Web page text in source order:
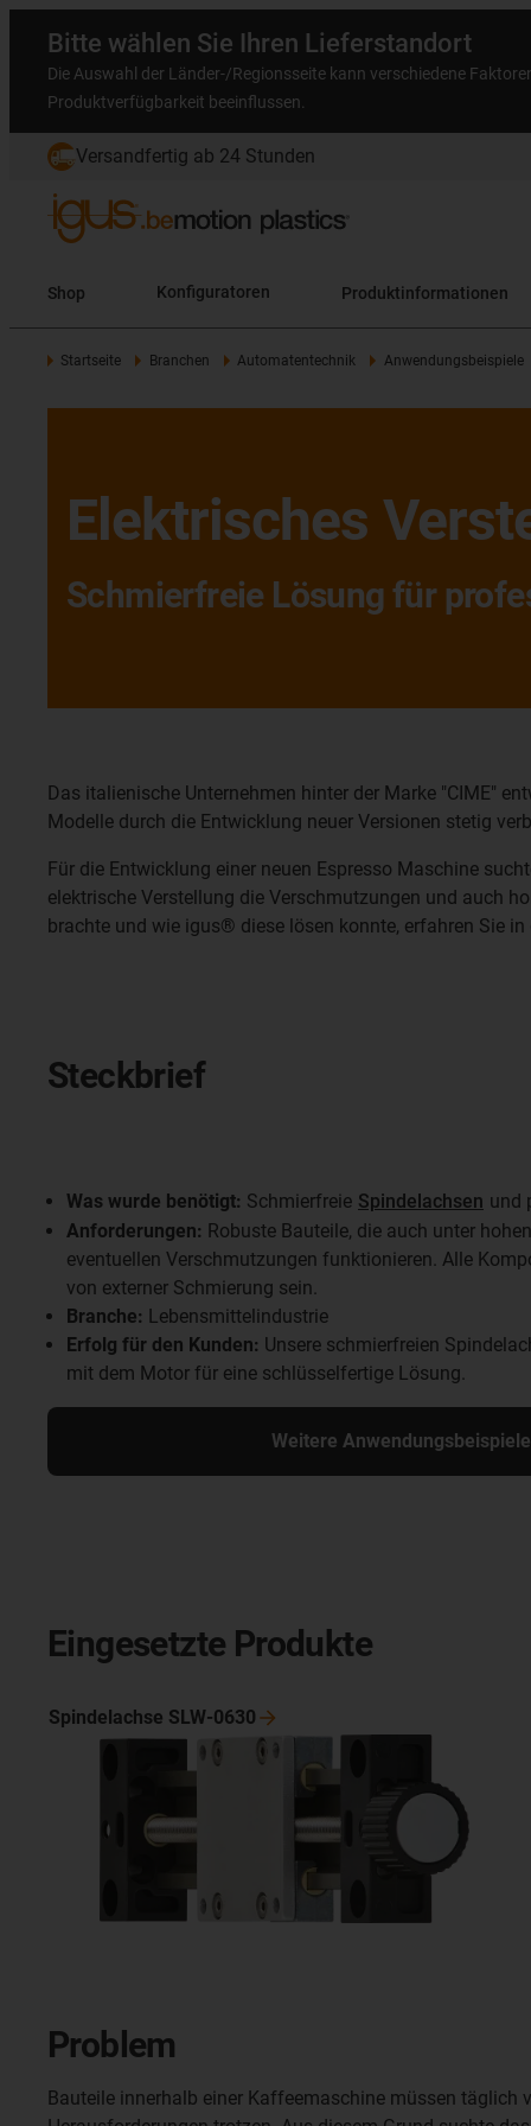
Bitte wählen Sie Ihren Lieferstandort
Die Auswahl der Länder-/Regionsseite kann verschiedene
Produktverfügbarkeit beeinflussen.
Versandfertig ab 24 Stunden
Shop Konfiguratoren Produktinformationen
Startseite Branchen Automatentechnik Anwendungsbeispiele
Elektrisches
Schmierfreie Lösung für
Das italienische Unternehmen hinter der Marke "CIME"
Modelle durch die Entwicklung neuer Versionen stetig
Für die Entwicklung einer neuen Espresso Maschine
elektrische Verstellung die Verschmutzungen und auch
brachte und wie igus® diese lösen konnte, erfahren Sie
Steckbrief
Was wurde benötigt: Schmierfreie Spindelachsen und
Anforderungen: Robuste Bauteile, die auch unter
eventuellen Verschmutzungen funktionieren. Alle
von externer Schmierung sein.
Branche: Lebensmittelindustrie
Erfolg für den Kunden: Unsere schmierfreien
mit dem Motor für eine schlüsselfertige Lösung.
Weitere Anwendungsbeispiele
Eingesetzte Produkte
Spindelachse SLW-0630
Problem
Bauteile innerhalb einer Kaffeemaschine müssen täglich